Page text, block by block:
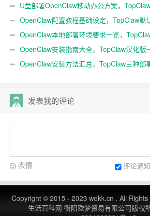
随身AIU盘部署OpenClaw移动办公方案，
血开箱OpenClaw配置教程基础设定，TopClaw默
微信OpenClaw本地部署环境要求一览，
连微信教程
OpenClaw安装指南大全，TopClaw汉化版
程 OpenClaw安装方法汇总，TopClaw三种部
发表我的评论
评论通知
表情
Copyright © 2015 - 2023 wokk.cn . All
生活百科网 衡阳欧梦贸易有限公司版权